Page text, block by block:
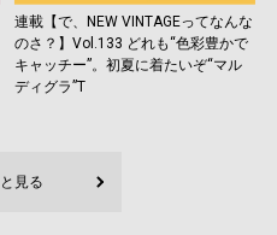
連載【で、NEW VINTAGEってなんな
のさ？】Vol.133 どれも“色彩豊かで
キャッチー”。初夏に着たいぞ“マル
ディグラ”T
見る